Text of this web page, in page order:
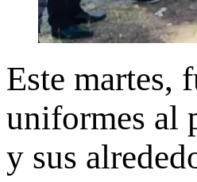
Este martes,
uniformes al
y sus